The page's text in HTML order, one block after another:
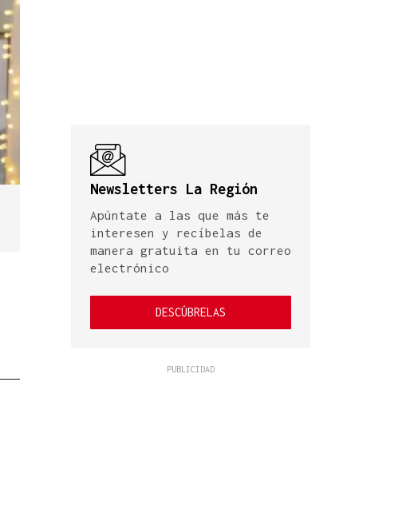
Newsletters La Región
Apúntate a las que más te
interesen y recíbelas de
manera gratuita en tu correo
electrónico
DESCÚBRELAS